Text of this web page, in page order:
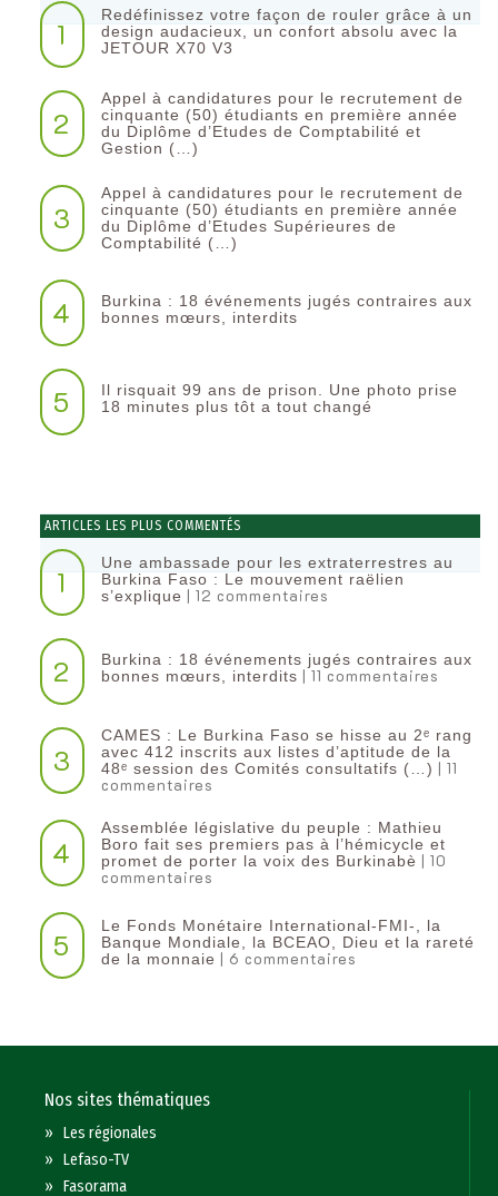
1
Redéfinissez votre façon de rouler grâce à un
design audacieux, un confort absolu avec la
JETOUR X70 V3
2
Appel à candidatures pour le recrutement de
cinquante (50) étudiants en première année
du Diplôme d’Etudes de Comptabilité et
Gestion (…)
3
Appel à candidatures pour le recrutement de
cinquante (50) étudiants en première année
du Diplôme d’Etudes Supérieures de
Comptabilité (…)
4
Burkina : 18 événements jugés contraires aux
bonnes mœurs, interdits
5
Il risquait 99 ans de prison. Une photo prise
18 minutes plus tôt a tout changé
ARTICLES LES PLUS COMMENTÉS
1
Une ambassade pour les extraterrestres au
Burkina Faso : Le mouvement raëlien
s’explique | 12 commentaires
2
Burkina : 18 événements jugés contraires aux
bonnes mœurs, interdits | 11 commentaires
3
CAMES : Le Burkina Faso se hisse au 2ᵉ rang
avec 412 inscrits aux listes d’aptitude de la
48ᵉ session des Comités consultatifs (…) | 11
commentaires
4
Assemblée législative du peuple : Mathieu
Boro fait ses premiers pas à l’hémicycle et
promet de porter la voix des Burkinabè | 10
commentaires
5
Le Fonds Monétaire International-FMI-, la
Banque Mondiale, la BCEAO, Dieu et la rareté
de la monnaie | 6 commentaires
Nos sites thématiques
»Les régionales
»Lefaso-TV
»Fasorama